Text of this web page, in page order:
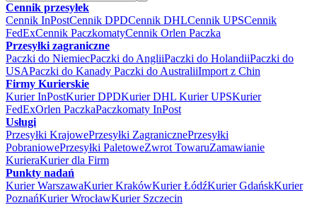
Cennik przesyłek
Cennik InPostCennik DPDCennik DHLCennik UPSCennik
FedExCennik PaczkomatyCennik Orlen Paczka
Przesyłki zagraniczne
Paczki do NiemiecPaczki do AngliiPaczki do HolandiiPaczki do
USAPaczki do Kanady Paczki do AustraliiImport z Chin
Firmy Kurierskie
Kurier InPostKurier DPDKurier DHL Kurier UPSKurier
FedExOrlen PaczkaPaczkomaty InPost
Usługi
Przesyłki KrajowePrzesyłki ZagranicznePrzesyłki
PobraniowePrzesyłki PaletoweZwrot TowaruZamawianie
KurieraKurier dla Firm
Punkty nadań
Kurier WarszawaKurier KrakówKurier ŁódźKurier GdańskKurier
PoznańKurier WrocławKurier Szczecin